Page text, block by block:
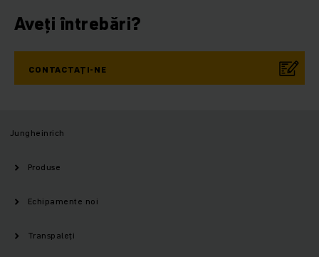
Aveți întrebări?
CONTACTAȚI-NE
Jungheinrich
Produse
Echipamente noi
Transpaleți